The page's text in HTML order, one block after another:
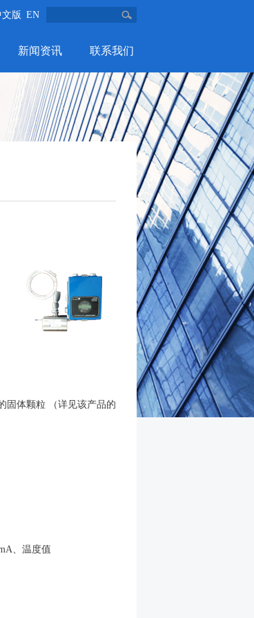
文版 EN
新闻资讯 联系我们
体颗粒 （详见该产品的
、温度值